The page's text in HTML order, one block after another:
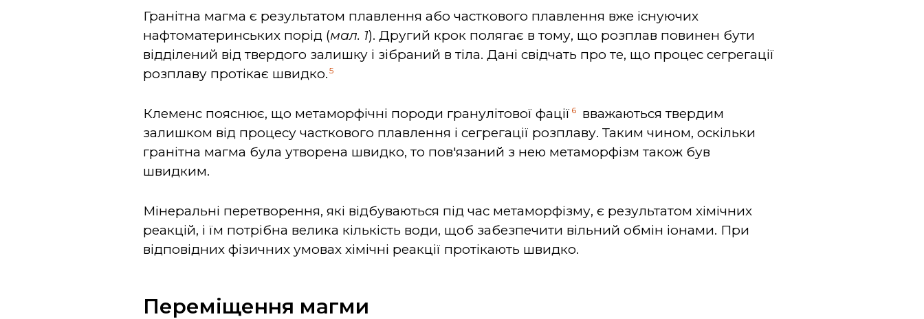
Гранітна магма є результатом плавлення або часткового плавлення вже існуючих
нафтоматеринських порід (мал. 1). Другий крок полягає в тому, що розплав повинен бути
відділений від твердого залишку і зібраний в тіла. Дані свідчать про те, що процес сегрегації
розплаву протікає швидко. 5
Клеменс пояснює, що метаморфічні породи гранулітової фації 6
вважаються твердим
залишком від процесу часткового плавлення і сегрегації розплаву. Таким чином, оскільки
гранітна магма була утворена швидко, то пов'язаний з нею метаморфізм також був
швидким.
Мінеральні перетворення, які відбуваються під час метаморфізму, є результатом хімічних
реакцій, і їм потрібна велика кількість води, щоб забезпечити вільний обмін іонами. При
відповідних фізичних умовах хімічні реакції протікають швидко.
Переміщення магми